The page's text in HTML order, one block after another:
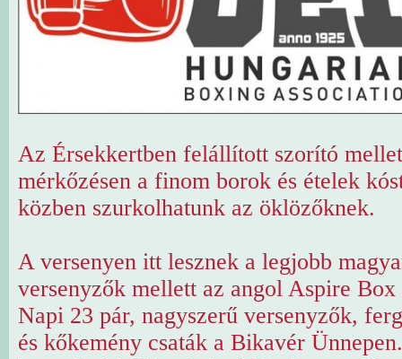
Az Érsekkertben felállított szorító
mérkőzésen a finom borok és ételek
közben szurkolhatunk az öklözőknek.
A versenyen itt lesznek a legjobb
versenyzők mellett az angol Aspire
Napi 23 pár, nagyszerű versenyzők,
és kőkemény csaták a Bikavér